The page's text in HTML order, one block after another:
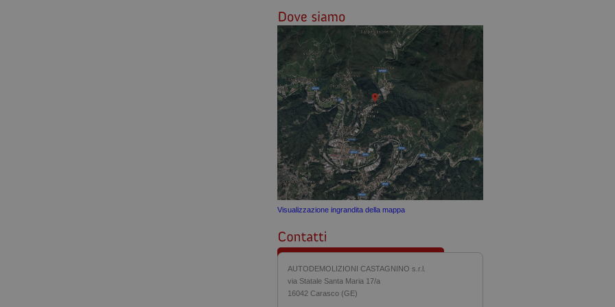
Visualizzazione ingrandita della mappa
AUTODEMOLIZIONI CASTAGNINO s.r.l.
via Statale Santa Maria 17/a
16042 Carasco (GE)